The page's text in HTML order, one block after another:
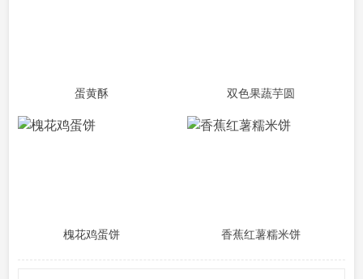
蛋黄酥 双色果蔬芋圆
槐花鸡蛋饼 香蕉红薯糯米饼